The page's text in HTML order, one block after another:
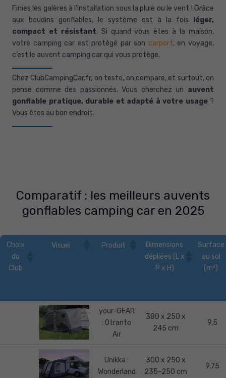
Finies les galères à l’installation sous la pluie ou le vent ! Grâce
aux boudins gonflables, le système est à la fois
léger,
compact et résistant. Si quand vous êtes à la maison,
votre camping car est protégé par son carport, en voyage,
c’est le auvent camping car qui vous protège.
Chez ClubCampingCar.fr, on teste, on compare, et surtout, on
pense comme des passionnés. Vous cherchez un auvent
gonflable pratique, durable et adapté à votre usage?
Vous êtes au bon endroit.
Comparatif : les meilleurs auvents
gonflables camping car en 2025
Choix
du
Club
Visuel Produit
Dimensions
dépliées (L x
P x H)
Surface
au sol
(m²)
your-GEAR
: Otranto
Air
380 x 250 x
245 cm
9,5
Unikka :
Wonderland
300 x 250 x
235–250 cm
9,75